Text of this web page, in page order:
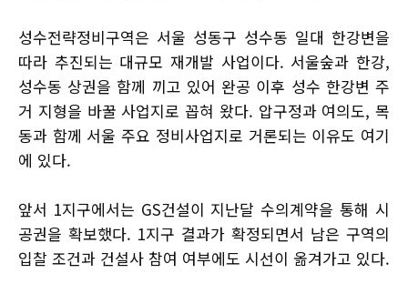
성수전략정비구역은 서울 성동구 성수동 일대 한강변을
따라 추진되는 대규모 재개발 사업이다. 서울숲과 한강,
성수동 상권을 함께 끼고 있어 완공 이후 성수 한강변 주
거 지형을 바꿀 사업지로 꼽혀 왔다. 압구정과 여의도, 목
동과 함께 서울 주요 정비사업지로 거론되는 이유도 여기
에 있다.
앞서 1지구에서는 GS건설이 지난달 수의계약을 통해 시
공권을 확보했다. 1지구 결과가 확정되면서 남은 구역의
입찰 조건과 건설사 참여 여부에도 시선이 옮겨가고 있다.